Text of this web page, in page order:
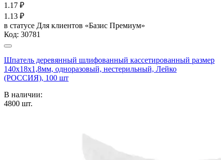
1.17 ₽
1.13 ₽
в статусе Для клиентов «Базис Премиум»
Код: 30781
Шпатель деревянный шлифованный кассетированный размер
140х18х1,8мм, одноразовый, нестерильный, Лейко
(РОССИЯ), 100 шт
В наличии:
4800 шт.